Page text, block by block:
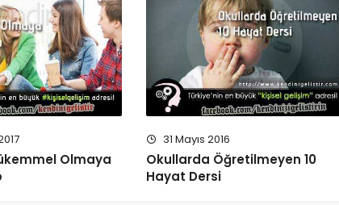
Olmaya
31 Mayıs 2016
Okullarda Öğretilmeyen 10
Hayat Dersi